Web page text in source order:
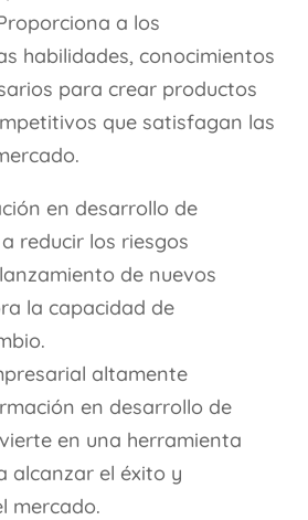
a los
habilidades, conocimientos
para crear productos
que satisfagan las
en desarrollo de
reducir los riesgos
de nuevos
la capacidad de
altamente
en desarrollo de
en una herramienta
alcanzar el éxito y
mercado.